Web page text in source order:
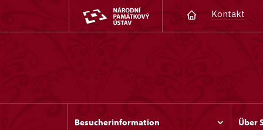
Kontakt
Besucherinformation Über